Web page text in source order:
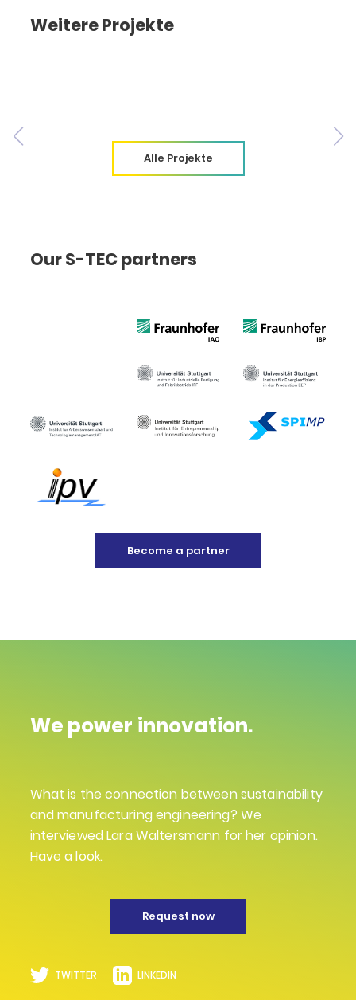
Weitere Projekte
Alle Projekte
Our S-TEC partners
Become a partner
We power innovation.
What is the connection between sustainability
and manufacturing engineering? We
interviewed Lara Waltersmann for her opinion.
Have a look.
Request now
TWITTER LINKEDIN